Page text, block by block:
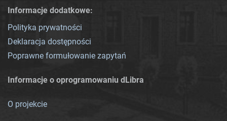
Informacje dodatkowe:
Polityka prywatności
Deklaracja dostępności
Poprawne formułowanie zapytań
Informacje o oprogramowaniu dLibra
O projekcie